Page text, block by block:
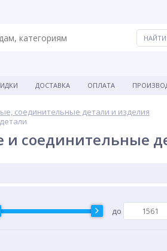
ДОСТАВКА ОПЛАТА
соединительные детали и изделия
и соединительные
до